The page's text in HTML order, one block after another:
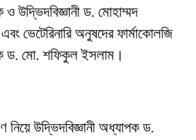
উদ্ভিদবিজ্ঞানী ড. মোহাম্মদ
ভেটেরিনারি অনুষদের ফার্মাকোলজি
ড. মো. শফিকুল ইসলাম।
নিয়ে উদ্ভিদবিজ্ঞানী অধ্যাপক ড.